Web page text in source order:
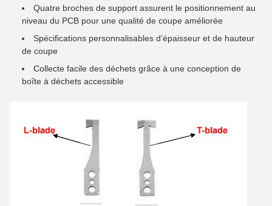
Quatre broches de support assurent le positionnement au
niveau du PCB pour une qualité de coupe améliorée
Spécifications personnalisables d’épaisseur et de hauteur
de coupe
Collecte facile des déchets grâce à une conception de
boîte à déchets accessible